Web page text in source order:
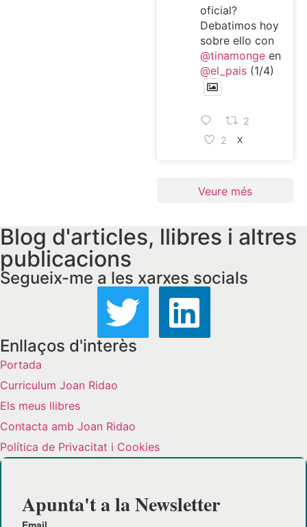
oficial?
Debatimos hoy
sobre ello con
@tinamongeen
@el_pais(1/4)
2
2
X
Veure més
Blog d'articles, llibres i altres
publicacions
Segueix-me a les xarxes socials
Enllaços d'interès
Portada
Curriculum Joan Ridao
Els meus llibres
Contacta amb Joan Ridao
Política de Privacitat i Cookies